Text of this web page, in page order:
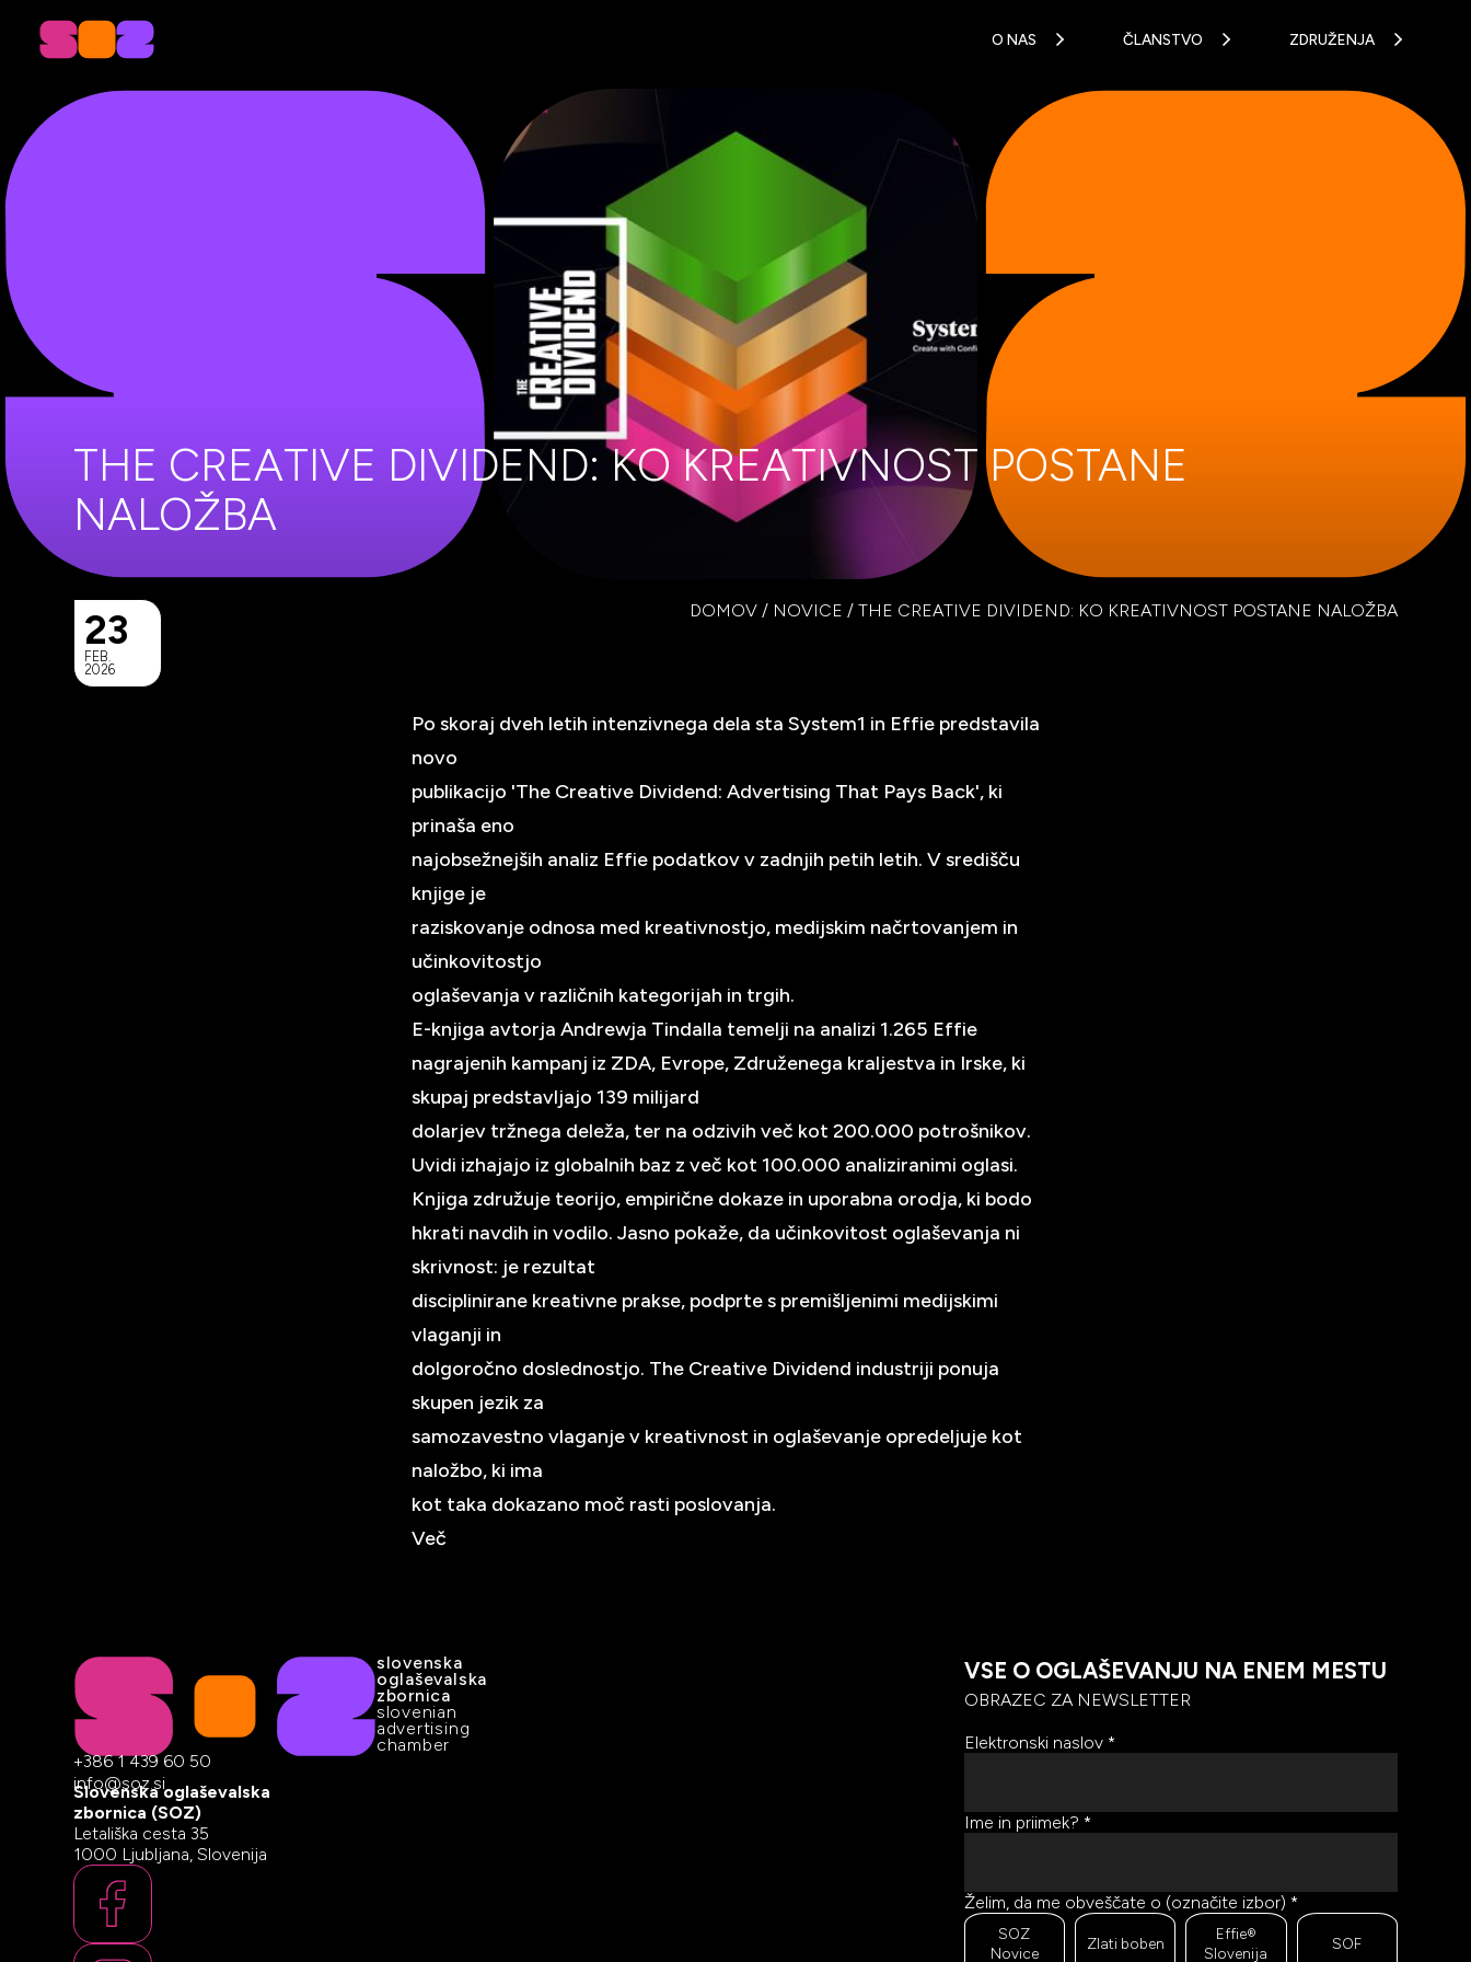
O NAS ČLANSTVO ZDRUŽENJA
THE CREATIVE DIVIDEND: KO KREATIVNOST POSTANE
NALOŽBA
23
FEB.
2026
DOMOV/ NOVICE / THE CREATIVE DIVIDEND: KO KREATIVNOST POSTANE NALOŽBA
Po skoraj dveh letih intenzivnega dela sta System1 in Effie predstavila
novo
publikacijo 'The Creative Dividend: Advertising That Pays Back', ki
prinaša eno
najobsežnejših analiz Effie podatkov v zadnjih petih letih. V središču
knjige je
raziskovanje odnosa med kreativnostjo, medijskim načrtovanjem in
učinkovitostjo
oglaševanja v različnih kategorijah in trgih.
E-knjiga avtorja Andrewja Tindalla temelji na analizi 1.265 Effie
nagrajenih kampanj iz ZDA, Evrope, Združenega kraljestva in Irske, ki
skupaj predstavljajo 139 milijard
dolarjev tržnega deleža, ter na odzivih več kot 200.000 potrošnikov.
Uvidi izhajajo iz globalnih baz z več kot 100.000 analiziranimi oglasi.
Knjiga združuje teorijo, empirične dokaze in uporabna orodja, ki bodo
hkrati navdih in vodilo. Jasno pokaže, da učinkovitost oglaševanja ni
skrivnost: je rezultat
disciplinirane kreativne prakse, podprte s premišljenimi medijskimi
vlaganji in
dolgoročno doslednostjo. The Creative Dividend industriji ponuja
skupen jezik za
samozavestno vlaganje v kreativnost in oglaševanje opredeljuje kot
naložbo, ki ima
kot taka dokazano moč rasti poslovanja.
Več
slovenska
oglaševalska
zbornica
slovenian
advertising
chamber
+386 1 439 60 50
info@soz.si
Slovenska oglaševalska
zbornica (SOZ)
Letališka cesta 35
1000 Ljubljana, Slovenija
VSE O OGLAŠEVANJU NA ENEM MESTU
OBRAZEC ZA NEWSLETTER
Elektronski naslov *
Ime in priimek? *
SOZ
Novice
Zlati boben
Effie®
Slovenija
SOF
Želim, da me obveščate o (označite izbor) *